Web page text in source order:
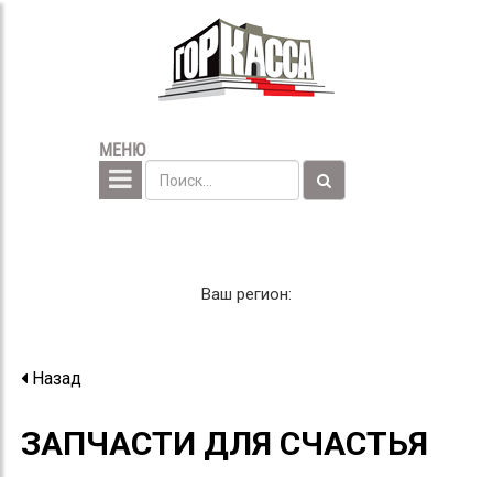
МЕНЮ
Ваш регион:
Назад
ЗАПЧАСТИ ДЛЯ СЧАСТЬЯ